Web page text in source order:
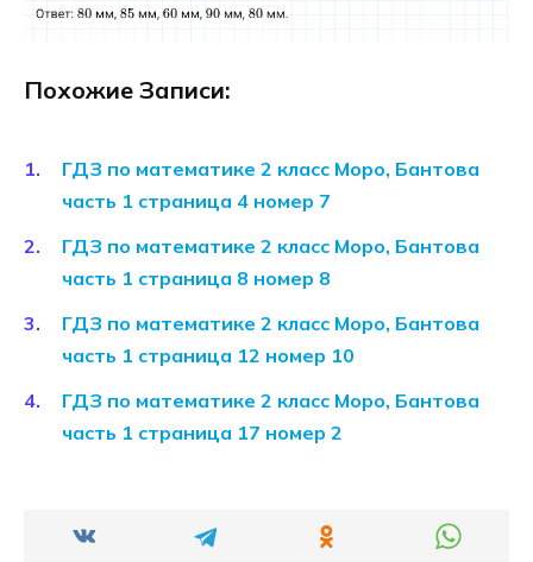
Похожие Записи:
ГДЗ по математике 2 класс Моро, Бантова
часть 1 страница 4 номер 7
ГДЗ по математике 2 класс Моро, Бантова
часть 1 страница 8 номер 8
ГДЗ по математике 2 класс Моро, Бантова
часть 1 страница 12 номер 10
ГДЗ по математике 2 класс Моро, Бантова
часть 1 страница 17 номер 2